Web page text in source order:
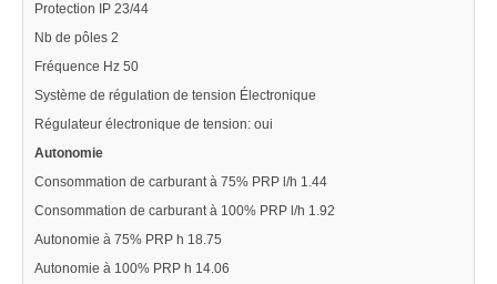
Protection IP 23/44
Nb de pôles 2
Fréquence Hz 50
Système de régulation de tension Électronique
Régulateur électronique de tension: oui
Autonomie
Consommation de carburant à 75% PRP l/h 1.44
Consommation de carburant à 100% PRP l/h 1.92
Autonomie à 75% PRP h 18.75
Autonomie à 100% PRP h 14.06